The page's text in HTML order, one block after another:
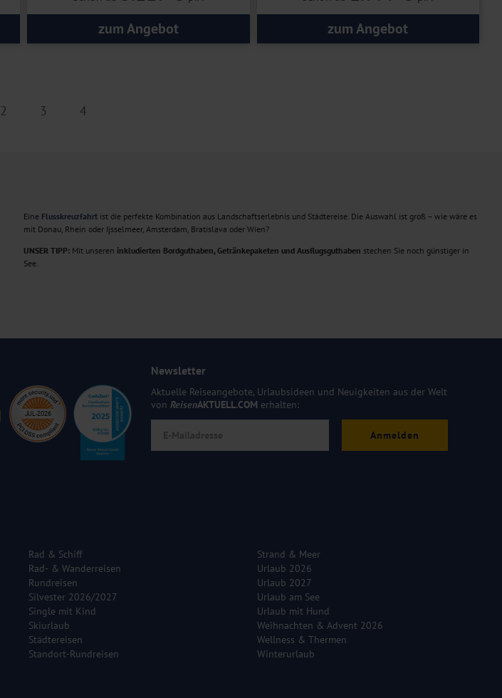
zum Angebot zum Angebot
2 3 4
Eine Flusskreuzfahrt ist die perfekte Kombination aus Landschaftserlebnis und Städtereise. Die Auswahl ist groß – wie wäre es
mit Donau, Rhein oder Ijsselmeer, Amsterdam, Bratislava oder Wien?
UNSER TIPP: Mit unseren inkludierten Bordguthaben, Getränkepaketen und Ausflugsguthaben stechen Sie noch günstiger in
See.
Newsletter
Aktuelle Reiseangebote, Urlaubsideen und Neuigkeiten aus der Welt
von ReisenAKTUELL.COM erhalten:
Anmelden
Rad & Schiff
Rad- & Wanderreisen
Rundreisen
Silvester 2026/2027
Single mit Kind
Skiurlaub
Städtereisen
Standort-Rundreisen
Strand & Meer
Urlaub 2026
Urlaub 2027
Urlaub am See
Urlaub mit Hund
Weihnachten & Advent 2026
Wellness & Thermen
Winterurlaub